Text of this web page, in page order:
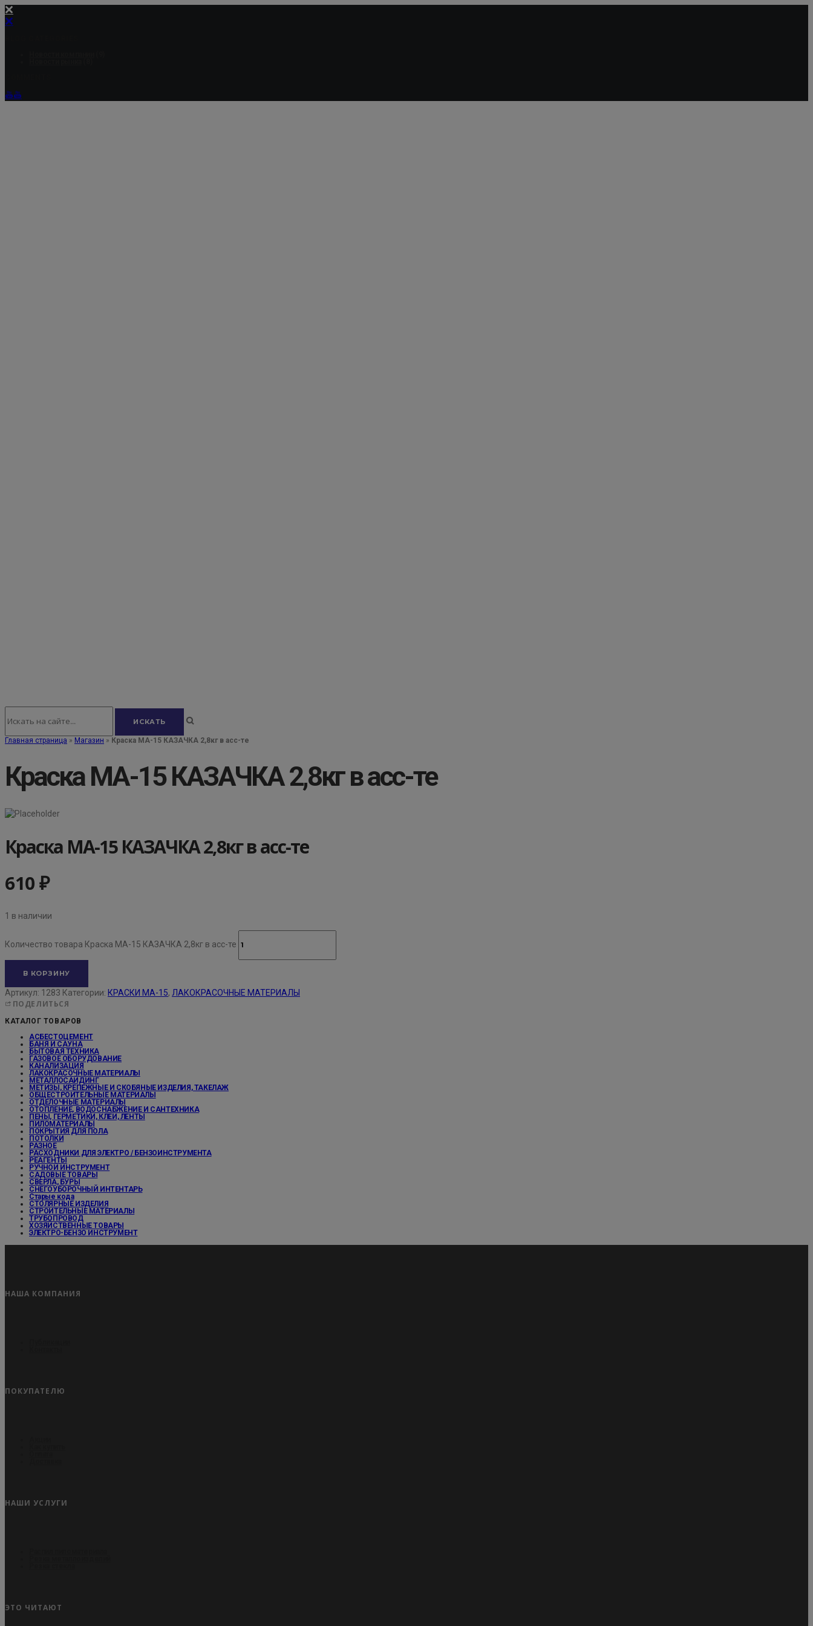
Главная страница » Магазин » Краска МА-15 КАЗАЧКА 2,8кг в асс-те
Краска МА-15 КАЗАЧКА 2,8кг в асс-те
Краска МА-15 КАЗАЧКА 2,8кг в асс-те
610₽
1 в наличии
Количество товара Краска МА-15 КАЗАЧКА 2,8кг в асс-те
В КОРЗИНУ
Артикул: 1283 Категории: КРАСКИ МА-15, ЛАКОКРАСОЧНЫЕ МАТЕРИАЛЫ
ПОДЕЛИТЬСЯ
КАТАЛОГ ТОВАРОВ
АСБЕСТОЦЕМЕНТ
БАНЯ И САУНА
БЫТОВАЯ ТЕХНИКА
ГАЗОВОЕ ОБОРУДОВАНИЕ
КАНАЛИЗАЦИЯ
ЛАКОКРАСОЧНЫЕ МАТЕРИАЛЫ
МЕТАЛЛОСАЙДИНГ
МЕТИЗЫ, КРЕПЕЖНЫЕ И СКОБЯНЫЕ ИЗДЕЛИЯ, ТАКЕЛАЖ
ОБЩЕСТРОИТЕЛЬНЫЕ МАТЕРИАЛЫ
ОТДЕЛОЧНЫЕ МАТЕРИАЛЫ
ОТОПЛЕНИЕ, ВОДОСНАБЖЕНИЕ И САНТЕХНИКА
ПЕНЫ, ГЕРМЕТИКИ, КЛЕИ, ЛЕНТЫ
ПИЛОМАТЕРИАЛЫ
ПОКРЫТИЯ ДЛЯ ПОЛА
ПОТОЛКИ
РАЗНОЕ
РАСХОДНИКИ ДЛЯ ЭЛЕКТРО / БЕНЗОИНСТРУМЕНТА
РЕАГЕНТЫ
РУЧНОЙ ИНСТРУМЕНТ
САДОВЫЕ ТОВАРЫ
СВЕРЛА, БУРЫ
СНЕГОУБОРОЧНЫЙ ИНТЕНТАРЬ
Старые кода
СТОЛЯРНЫЕ ИЗДЕЛИЯ
СТРОИТЕЛЬНЫЕ МАТЕРИАЛЫ
ТРУБОПРОВОД
ХОЗЯЙСТВЕННЫЕ ТОВАРЫ
ЭЛЕКТРО-БЕНЗО ИНСТРУМЕНТ
НАША КОМПАНИЯ
ПОКУПАТЕЛЮ
НАШИ УСЛУГИ
ЭТО ЧИТАЮТ